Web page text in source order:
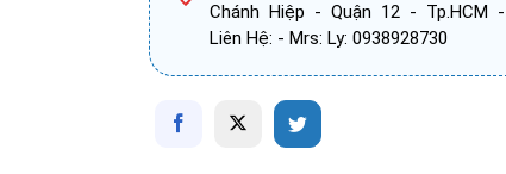
Chánh Hiệp - Quận 12 - Tp.HCM -
Liên Hệ: - Mrs: Ly: 0938928730